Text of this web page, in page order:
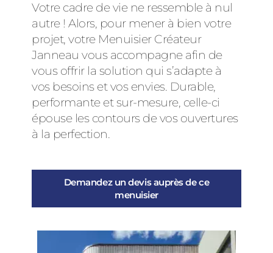
Votre cadre de vie ne ressemble à nul
autre ! Alors, pour mener à bien votre
projet, votre Menuisier Créateur
Janneau vous accompagne afin de
vous offrir la solution qui s’adapte à
vos besoins et vos envies. Durable,
performante et sur-mesure, celle-ci
épouse les contours de vos ouvertures
à la perfection.
Demandez un devis auprès de ce
menuisier